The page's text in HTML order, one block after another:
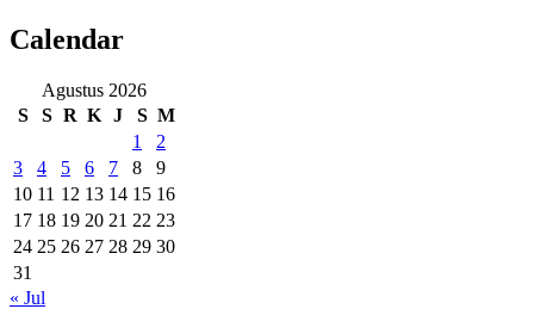
Calendar
Agustus 2026
S
S R K J S M
1
2
3
4 5 6 7 8
9
10 11 12 13 14 15 16
17 18 19 20 21 22 23
24 25 26 27 28 29 30
31
« Jul